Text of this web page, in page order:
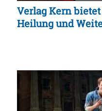
Verlag Kern
Heilung und